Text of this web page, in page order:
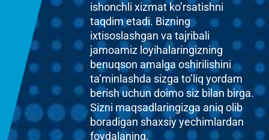
ishonchli xizmat ko’rsatishni
taqdim etadi. Bizning
ixtisoslashgan va tajribali
jamoamiz loyihalaringizning
benuqson amalga oshirilishini
ta’minlashda sizga to’liq yordam
berish uchun doimo siz bilan birga.
Sizni maqsadlaringizga aniq olib
boradigan shaxsiy yechimlardan
foydalaning.